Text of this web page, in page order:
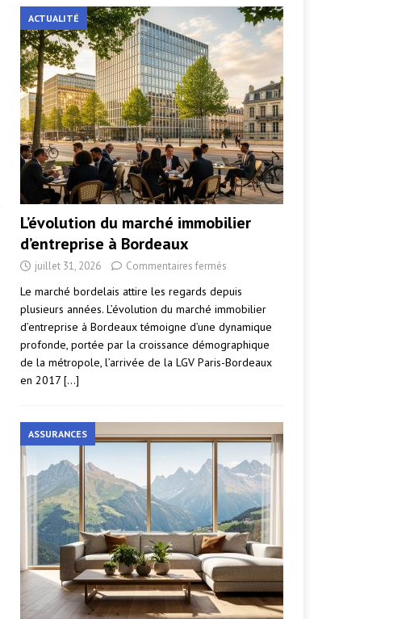
ACTUALITÉ
L’évolution du marché immobilier
d’entreprise à Bordeaux
juillet 31, 2026 Commentaires fermés
Le marché bordelais attire les regards depuis
plusieurs années. L’évolution du marché immobilier
d’entreprise à Bordeaux témoigne d’une dynamique
profonde, portée par la croissance démographique
de la métropole, l’arrivée de la LGV Paris-Bordeaux
en 2017 […]
ASSURANCES